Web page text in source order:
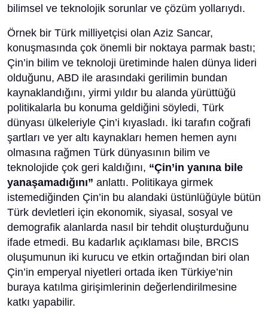
bilimsel ve teknolojik sorunlar ve çözüm yollarıydı.
Örnek bir Türk milliyetçisi olan Aziz Sancar,
konuşmasında çok önemli bir noktaya parmak bastı;
Çin’in bilim ve teknoloji üretiminde halen dünya lideri
olduğunu, ABD ile arasındaki gerilimin bundan
kaynaklandığını, yirmi yıldır bu alanda yürüttüğü
politikalarla bu konuma geldiğini söyledi, Türk
dünyası ülkeleriyle Çin’i kıyasladı. İki tarafın coğrafi
şartları ve yer altı kaynakları hemen hemen aynı
olmasına rağmen Türk dünyasının bilim ve
teknolojide çok geri kaldığını, “Çin’in yanına bile
yanaşamadığını” anlattı. Politikaya girmek
istemediğinden Çin’in bu alandaki üstünlüğüyle bütün
Türk devletleri için ekonomik, siyasal, sosyal ve
demografik alanlarda nasıl bir tehdit oluşturduğunu
ifade etmedi. Bu kadarlık açıklaması bile, BRCIS
oluşumunun iki kurucu ve etkin ortağından biri olan
Çin’in emperyal niyetleri ortada iken Türkiye’nin
buraya katılma girişimlerinin değerlendirilmesine
katkı yapabilir.